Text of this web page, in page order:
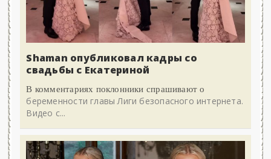
Shaman опубликовал кадры со
свадьбы с Екатериной
В комментариях поклонники спрашивают о
беременности главы Лиги безопасного интернета.
Видео с...